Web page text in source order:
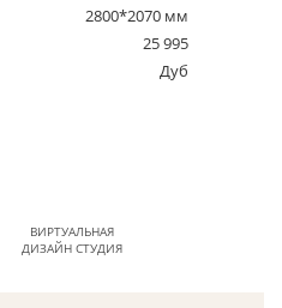
2800*2070 мм
25 995
Дуб
ВИРТУАЛЬНАЯ
ДИЗАЙН СТУДИЯ